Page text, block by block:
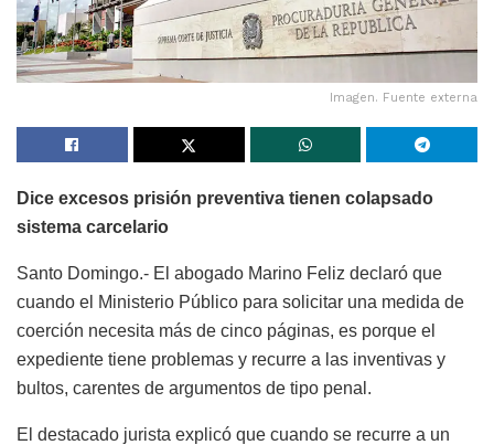
Imagen. Fuente externa
Dice excesos prisión preventiva tienen colapsado
sistema carcelario
Santo Domingo.- El abogado Marino Feliz declaró que
cuando el Ministerio Público para solicitar una medida de
coerción necesita más de cinco páginas, es porque el
expediente tiene problemas y recurre a las inventivas y
bultos, carentes de argumentos de tipo penal.
El destacado jurista explicó que cuando se recurre a un